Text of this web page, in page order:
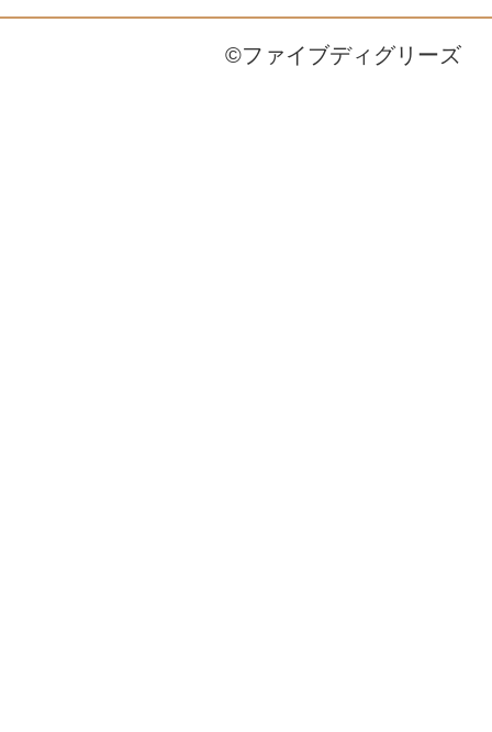
©ファイブディグリーズ